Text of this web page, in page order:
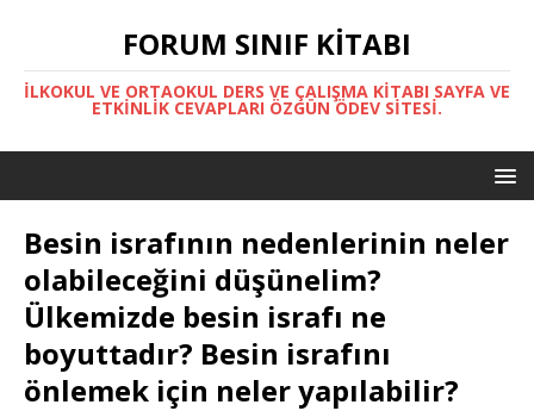
FORUM SINIF KITABI
İLKOKUL VE ORTAOKUL DERS VE ÇALIŞMA KITABI SAYFA VE
ETKINLIK CEVAPLARI ÖZGÜN ÖDEV SITESI.
Besin israfının nedenlerinin neler
olabileceğini düşünelim?
Ülkemizde besin israfı ne
boyuttadır? Besin israfını
önlemek için neler yapılabilir?